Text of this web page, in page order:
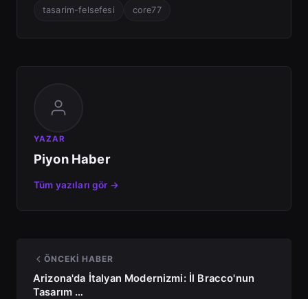
tasarim-felsefesi core77
YAZAR
Piyon Haber
Tüm yazıları gör →
ÖNCEKI HABER
Arizona'da İtalyan Modernizmi: İl Bracco'nun
Tasarım …